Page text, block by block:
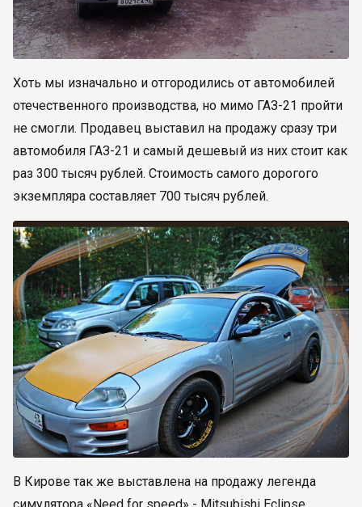
Хоть мы изначально и отгородились от автомобилей
отечественного производства, но мимо ГАЗ-21 пройти
не смогли. Продавец выставил на продажу сразу три
автомобиля ГАЗ-21 и самый дешевый из них стоит как
раз 300 тысяч рублей. Стоимость самого дорогого
экземпляра составляет 700 тысяч рублей.
В Кирове так же выставлена на продажу легенда